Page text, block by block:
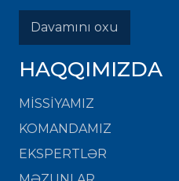
Davamını oxu
HAQQIMIZDA
MISSIYAMIZ
KOMANDAMIZ
EKSPERTLƏR